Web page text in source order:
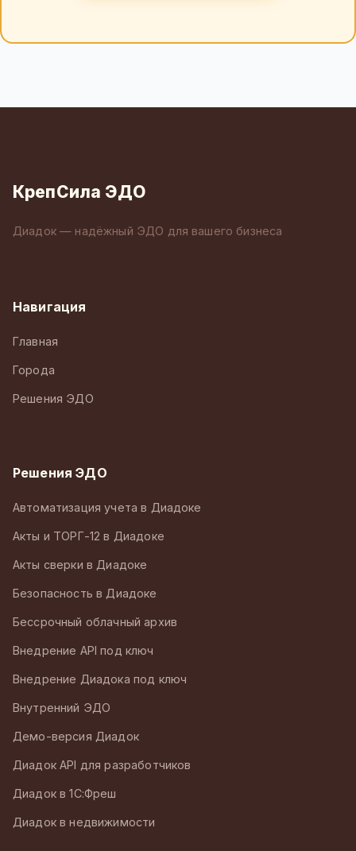
КрепСила ЭДО
Диадок — надёжный ЭДО для вашего бизнеса
Навигация
Главная
Города
Решения ЭДО
Решения ЭДО
Автоматизация учета в Диадоке
Акты и ТОРГ-12 в Диадоке
Акты сверки в Диадоке
Безопасность в Диадоке
Бессрочный облачный архив
Внедрение API под ключ
Внедрение Диадока под ключ
Внутренний ЭДО
Демо-версия Диадок
Диадок API для разработчиков
Диадок в 1С:Фреш
Диадок в недвижимости